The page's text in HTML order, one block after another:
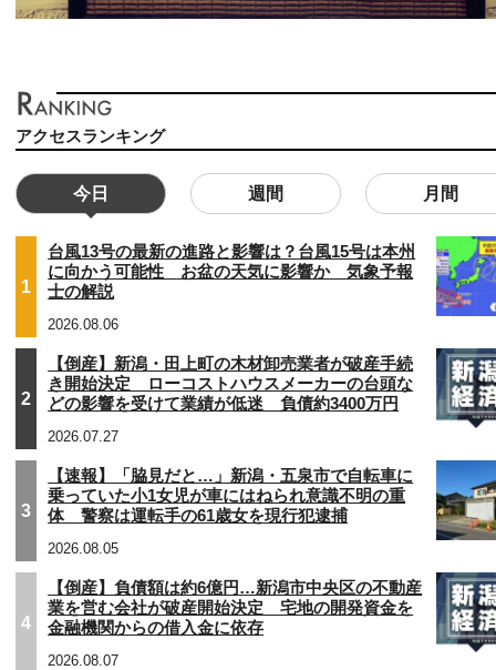
アクセスランキング
今日 週間 月間
1
台風13号の最新の進路と影響は？台風15号は本州
に向かう可能性 お盆の天気に影響か 気象予報
士の解説
2026.08.06
2
【倒産】新潟・田上町の木材卸売業者が破産手続
き開始決定 ローコストハウスメーカーの台頭な
どの影響を受けて業績が低迷 負債約3400万円
2026.07.27
3
【速報】「脇見だと…」新潟・五泉市で自転車に
乗っていた小1女児が車にはねられ意識不明の重
体 警察は運転手の61歳女を現行犯逮捕
2026.08.05
4
【倒産】負債額は約6億円…新潟市中央区の不動産
業を営む会社が破産開始決定 宅地の開発資金を
金融機関からの借入金に依存
2026.08.07